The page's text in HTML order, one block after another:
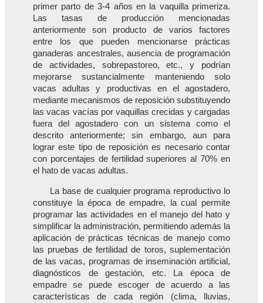
primer parto de 3-4 años en la vaquilla primeriza.
Las tasas de producción mencionadas
anteriormente son producto de varios factores
entre los que pueden mencionarse prácticas
ganaderas ancestrales, ausencia de programación
de actividades, sobrepastoreo, etc., y podrían
mejorarse sustancialmente manteniendo solo
vacas adultas y productivas en el agostadero,
mediante mecanismos de reposición substituyendo
las vacas vacías por vaquillas crecidas y cargadas
fuera del agostadero con un sistema como el
descrito anteriormente; sin embargo, aun para
lograr este tipo de reposición es necesario contar
con porcentajes de fertilidad superiores al 70% en
el hato de vacas adultas.
La base de cualquier programa reproductivo lo
constituye la época de empadre, la cual permite
programar las actividades en el manejo del hato y
simplificar la administración, permitiendo además la
aplicación de prácticas técnicas de manejo como
las pruebas de fertilidad de toros, suplementación
de las vacas, programas de inseminación artificial,
diagnósticos de gestación, etc. La época de
empadre se puede escoger de acuerdo a las
características de cada región (clima, lluvias,